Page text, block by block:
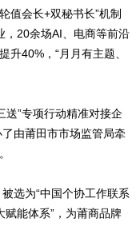
值会长+双秘书长”机制
，20余场AI、电商等前沿
40%，“月月有主题、
”专项行动精准对接企
由莆田市市场监管局牵
选为“中国个协工作联系
赋能体系”，为莆商品牌